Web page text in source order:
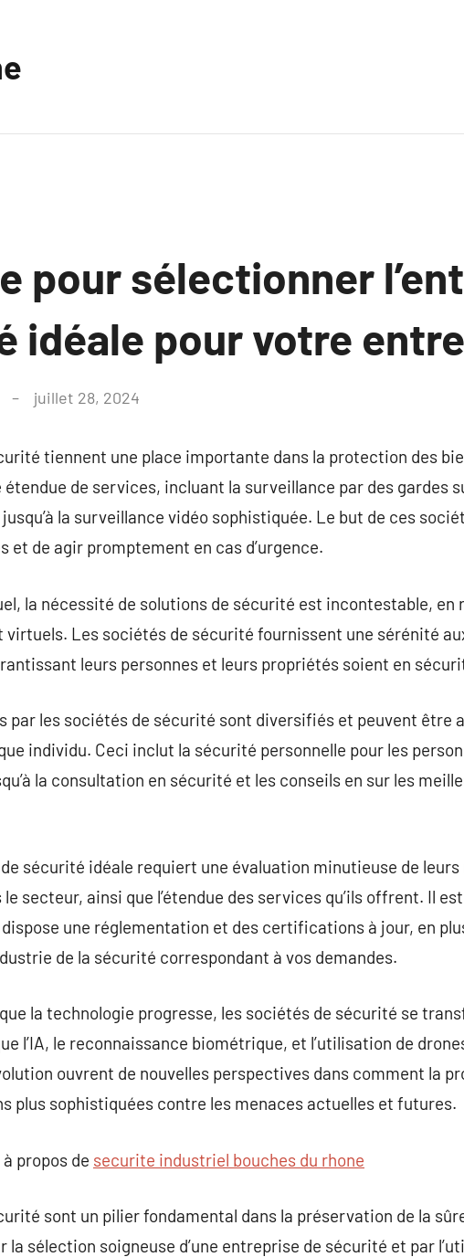
pour sélectionner
idéale pour votre
juillet 28, 2024
tiennent une place importante dans la protection des
de services, incluant la surveillance par des gardes
jusqu’à la surveillance vidéo sophistiquée. Le but de ces
et de agir promptement en cas d’urgence.
la nécessité de solutions de sécurité est incontestable, en
virtuels. Les sociétés de sécurité fournissent une sérénité
leurs personnes et leurs propriétés soient en
par les sociétés de sécurité sont diversifiés et peuvent être
individu. Ceci inclut la sécurité personnelle pour les
la consultation en sécurité et les conseils en sur les
sécurité idéale requiert une évaluation minutieuse de
le secteur, ainsi que l’étendue des services qu’ils offrent. Il
une réglementation et des certifications à jour, en
de la sécurité correspondant à vos demandes.
la technologie progresse, les sociétés de sécurité se
l’IA, le reconnaissance biométrique, et l’utilisation de
ouvrent de nouvelles perspectives dans comment la
plus sophistiquées contre les menaces actuelles et futures.
propos de securite industriel bouches du rhone
sont un pilier fondamental dans la préservation de la
la sélection soigneuse d’une entreprise de sécurité et par